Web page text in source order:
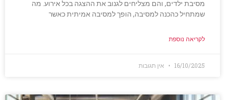
מסיבת ילדים, והם מצליחים לגנוב את ההצגה בכל אירוע. מה
שמתחיל כהכנה למסיבה, הופך למסיבה אמיתית כאשר
לקריאה נוספת
16/10/2025 אין תגובות